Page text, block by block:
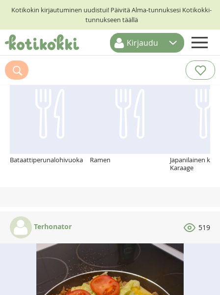
Kotikokin kirjautuminen uudistui! Päivitä Alma-tunnuksesi Kotikokki-
tunnukseen täällä
ETUSIVU
RESEPTIHAKU
Kirjaudu
Suosittelemme myös
Bataattiperunalohivuoka Ramen
Japanilainen
Karaage
Terhonator 519